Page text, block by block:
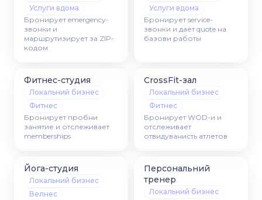
Услуги вдома
Бронирует emergency-
звонки и
маршрутизирует за ZIP-
кодом
Услуги вдома
Бронирует service-
звонки и даёт quote на
базови работы
Фитнес-студия
Локальний бизнес
Фитнес
Бронирует пробни
занятие и отслеживает
memberships
CrossFit-зал
Локальний бизнес
Фитнес
Бронирует WOD-и и
отслеживает
отвидуванисть атлетов
Йога-студия
Локальний бизнес
Велнес
Персональний
тренер
Локальний бизнес